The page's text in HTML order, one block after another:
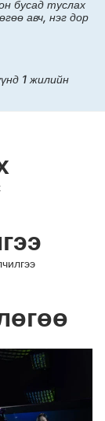
бусад туслах
авч, нэг дор
1 жилийн